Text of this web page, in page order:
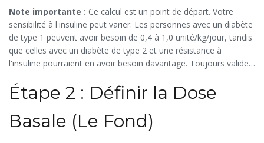
Note importante : Ce calcul est un point de départ. Votre
sensibilité à l'insuline peut varier. Les personnes avec un diabète
de type 1 peuvent avoir besoin de 0,4 à 1,0 unité/kg/jour, tandis
que celles avec un diabète de type 2 et une résistance à
l'insuline pourraient en avoir besoin davantage. Toujours valider
Étape 2 : Définir la Dose
Basale (Le Fond)